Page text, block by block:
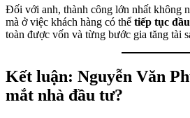
Đối với anh, thành công lớn nhất không
mà ở việc khách hàng có thể tiếp tục
toàn được vốn và từng bước gia tăng tài
Kết luận: Nguyễn Văn
mắt nhà đầu tư?